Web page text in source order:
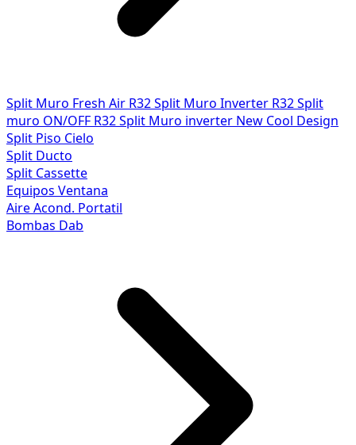
Split Muro Fresh Air R32Split Muro Inverter R32Split
muro ON/OFF R32Split Muro inverter New Cool Design
Split Piso Cielo
Split Ducto
Split Cassette
Equipos Ventana
Aire Acond. Portatil
Bombas Dab